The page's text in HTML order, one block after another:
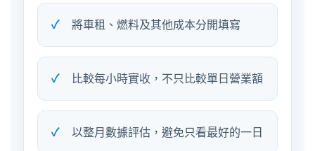
將車租、燃料及其他成本分開填寫
比較每小時實收，不只比較單日營業額
以整月數據評估，避免只看最好的一日